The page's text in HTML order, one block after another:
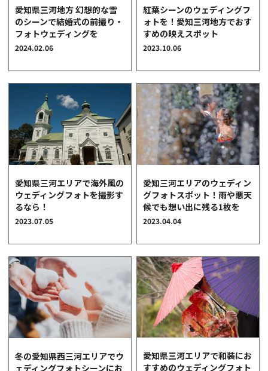
無限大のオーダーメイド
ゆびわ言葉®
クオリティ
AFFLUXダイヤモンド
サービス
お役立ち記事
フェア・ニュース
ブログ・お客様の声
カタログ請求
06-7777-7370
受付時間 11:00〜19:00/火曜日定休
会社概要 |
お問い合わせ|プライバシーポリシー
愛知県三河地方 幻想的な雪
のシーンで結婚式の前撮り・
フォトウェディングを
2024.02.06
紅葉シーンのウェディングフ
ォトを！愛知三河地方でおす
すめの映えスポット
2023.10.06
愛知県三河エリアで海外風の
ウェディングフォトを撮影す
るなら！
2023.07.05
愛知三河エリアのウェディン
グフォトスポット！雨や悪天
候でも想い出に残る1枚を
2023.04.04
冬の愛知県西三河エリアでウ
ェディングフォトシーンにお
愛知県三河エリアで和装にお
すすめのウェディングフォト